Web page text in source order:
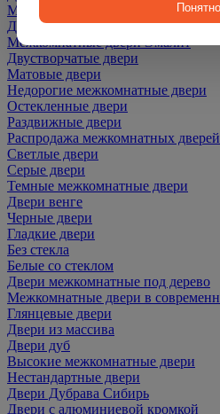
Межкомнатные двери ПЭТ
Двери со скидкой
Межкомнатные двери Эмалит
Двустворчатые двери
Матовые двери
Недорогие межкомнатные двери
Остекленные двери
Раздвижные двери
Распродажа межкомнатных дверей
Светлые двери
Серые двери
Темные межкомнатные двери
Двери венге
Черные двери
Гладкие двери
Без стекла
Белые со стеклом
Двери межкомнатные под дерево
Межкомнатные двери в
Глянцевые двери
Двери из массива
Двери дуб
Высокие межкомнатные двери
Нестандартные двери
Двери Дубрава Сибирь
Двери с алюминиевой кромкой
Понятно